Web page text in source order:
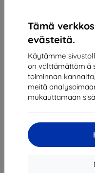
Tämä
evästeitä.
Käytämme
on välttämättömiä
toiminnan
meitä
mukauttamaan
Kotelo RINGKE SLIM
Kuvaus